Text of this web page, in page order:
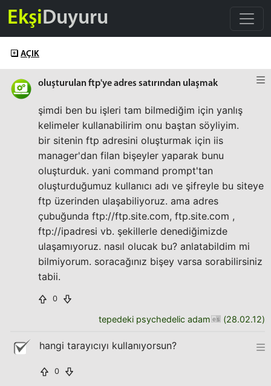
EkşiDuyuru
AÇIK
oluşturulan ftp'ye adres satırından ulaşmak
şimdi ben bu işleri tam bilmediğim için yanlış
kelimeler kullanabilirim onu baştan söyliyim.
bir sitenin ftp adresini oluşturmak için iis
manager'dan filan bişeyler yaparak bunu
oluşturduk. yani command prompt'tan
oluşturduğumuz kullanıcı adı ve şifreyle bu siteye
ftp üzerinden ulaşabiliyoruz. ama adres
çubuğunda ftp://ftp.site.com, ftp.site.com ,
ftp://ipadresi vb. şekillerle denediğimizde
ulaşamıyoruz. nasıl olucak bu? anlatabildim mi
bilmiyorum. soracağınız bişey varsa sorabilirsiniz
tabii.
0
tepedeki psychedelic adam (28.02.12)
hangi tarayıcıyı kullanıyorsun?
0